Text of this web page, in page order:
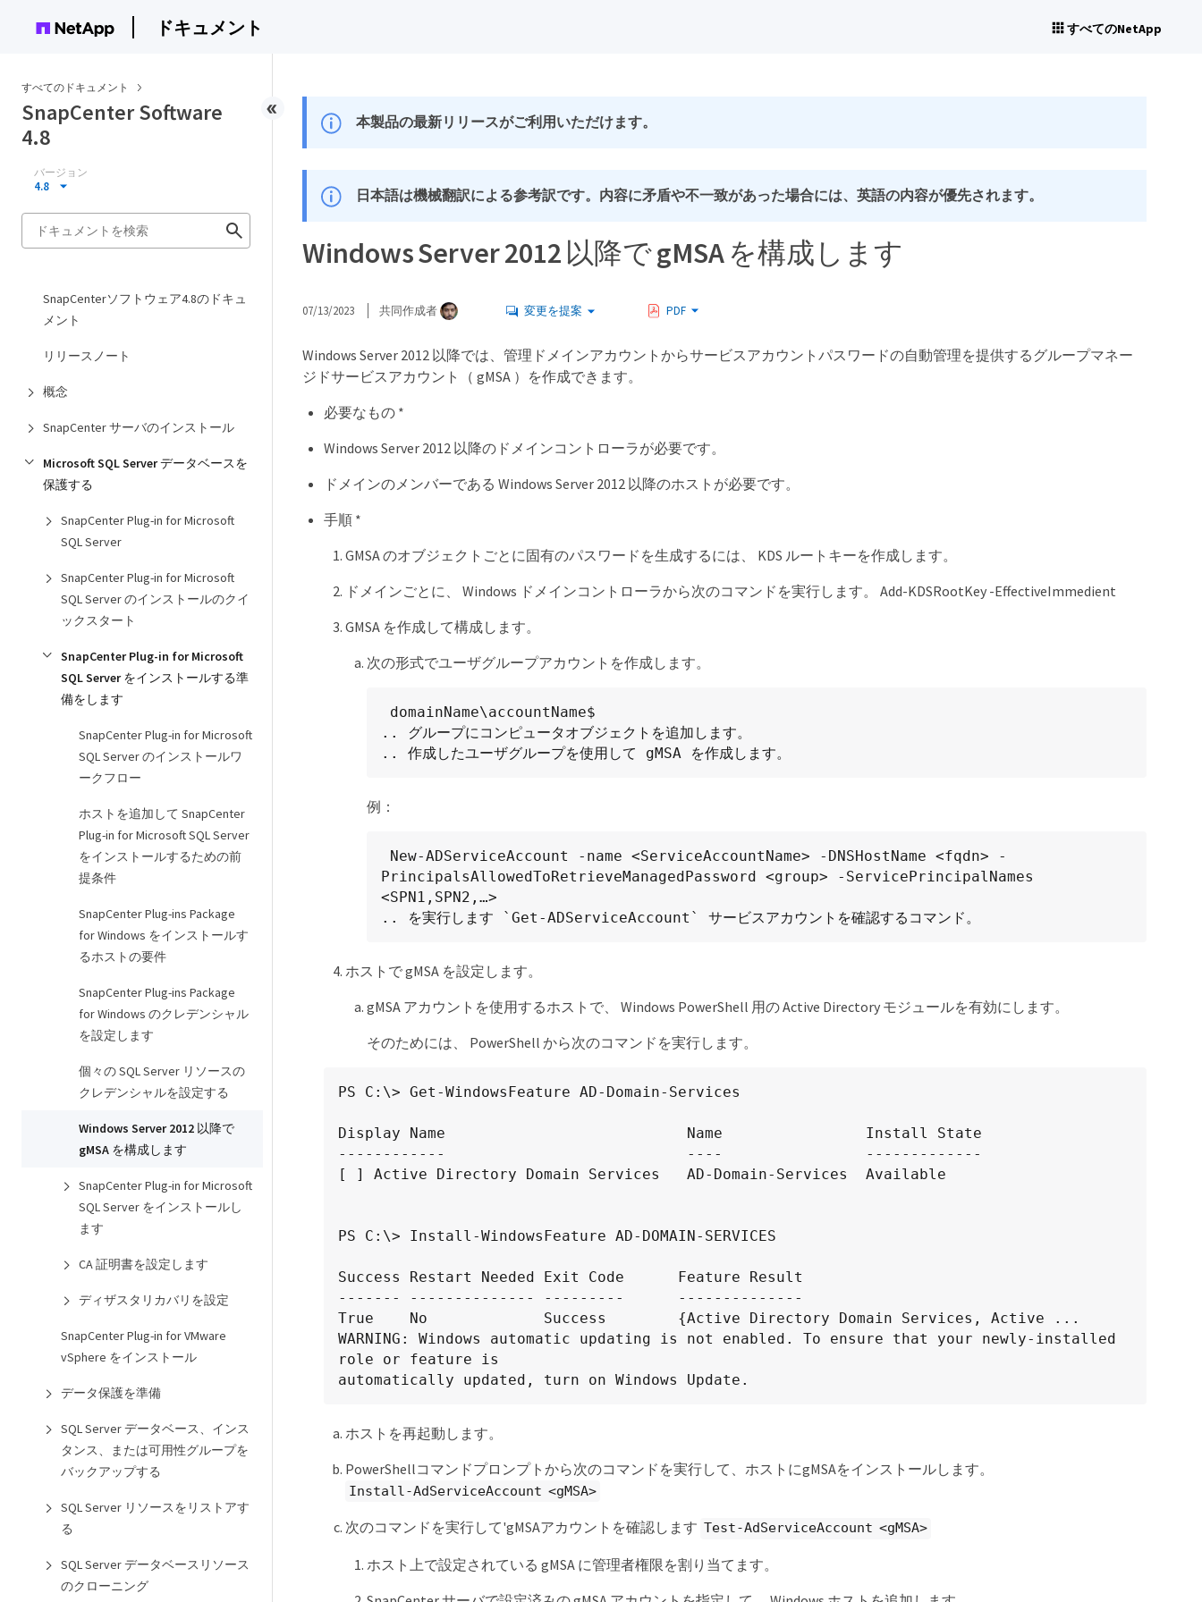
ドキュメント すべてのNetApp
すべてのドキュメント
SnapCenter Software
4.8
バージョン
4.8
SnapCenterソフトウェア4.8のドキュ
メント
リリースノート
概念
SnapCenter サーバのインストール
Microsoft SQL Server データベースを
保護する
SnapCenter Plug-in for Microsoft
SQL Server
SnapCenter Plug-in for Microsoft
SQL Server のインストールのクイ
ックスタート
SnapCenter Plug-in for Microsoft
SQL Server をインストールする準
備をします
SnapCenter Plug-in for Microsoft
SQL Server のインストールワ
ークフロー
ホストを追加して SnapCenter
Plug-in for Microsoft SQL Server
をインストールするための前
提条件
SnapCenter Plug-ins Package
for Windows をインストールす
るホストの要件
SnapCenter Plug-ins Package
for Windows のクレデンシャル
を設定します
個々の SQL Server リソースの
クレデンシャルを設定する
Windows Server 2012 以降で
gMSA を構成します
SnapCenter Plug-in for Microsoft
SQL Server をインストールし
ます
CA 証明書を設定します
ディザスタリカバリを設定
SnapCenter Plug-in for VMware
vSphere をインストール
データ保護を準備
SQL Server データベース、インス
タンス、または可用性グループを
バックアップする
SQL Server リソースをリストアす
る
SQL Server データベースリソース
のクローニング
本製品の最新リリースがご利用いただけます。
日本語は機械翻訳による参考訳です。内容に矛盾や不一致があった場合には、英語の内容が優先されます。
Windows Server 2012 以降で gMSA を構成します
07/13/2023 共同作成者 変更を提案 PDF
Windows Server 2012 以降では、管理ドメインアカウントからサービスアカウントパスワードの自動管理を提供するグループマネー
ジドサービスアカウント（ gMSA ）を作成できます。
必要なもの *
Windows Server 2012 以降のドメインコントローラが必要です。
ドメインのメンバーである Windows Server 2012 以降のホストが必要です。
手順 *
GMSA のオブジェクトごとに固有のパスワードを生成するには、 KDS ルートキーを作成します。
ドメインごとに、 Windows ドメインコントローラから次のコマンドを実行します。 Add-KDSRootKey -EffectiveImmedient
GMSA を作成して構成します。
次の形式でユーザグループアカウントを作成します。
.. グループにコンピュータオブジェクトを追加します。
.. 作成したユーザグループを使用して gMSA を作成します。
例：
PrincipalsAllowedToRetrieveManagedPassword <group> -ServicePrincipalNames
<SPN1,SPN2,…>
.. を実行します `Get-ADServiceAccount` サービスアカウントを確認するコマンド。
ホストで gMSA を設定します。
gMSA アカウントを使用するホストで、 Windows PowerShell 用の Active Directory モジュールを有効にします。
そのためには、 PowerShell から次のコマンドを実行します。
PS C:\> Get-WindowsFeature AD-Domain-Services
Display Name                           Name                Install State
------------                           ----                -------------
[ ] Active Directory Domain Services   AD-Domain-Services  Available
PS C:\> Install-WindowsFeature AD-DOMAIN-SERVICES
Success Restart Needed Exit Code      Feature Result
------- -------------- ---------      --------------
True    No             Success        {Active Directory Domain Services, Active ...
WARNING: Windows automatic updating is not enabled. To ensure that your newly-installed
role or feature is
automatically updated, turn on Windows Update.
ホストを再起動します。
PowerShellコマンドプロンプトから次のコマンドを実行して、ホストにgMSAをインストールします。
Install-AdServiceAccount <gMSA>
次のコマンドを実行して'gMSAアカウントを確認します Test-AdServiceAccount <gMSA>
ホスト上で設定されている gMSA に管理者権限を割り当てます。